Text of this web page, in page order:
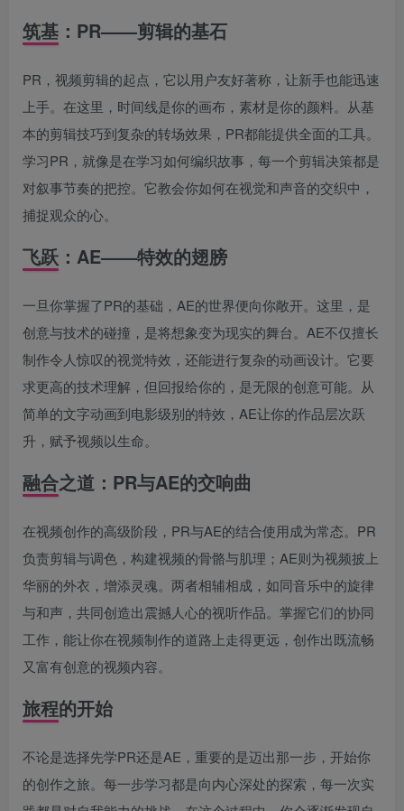
筑基：PR——剪辑的基石
PR，视频剪辑的起点，它以用户友好著称，让新手也能迅速
上手。在这里，时间线是你的画布，素材是你的颜料。从基
本的剪辑技巧到复杂的转场效果，PR都能提供全面的工具。
学习PR，就像是在学习如何编织故事，每一个剪辑决策都是
对叙事节奏的把控。它教会你如何在视觉和声音的交织中，
捕捉观众的心。
飞跃：AE——特效的翅膀
一旦你掌握了PR的基础，AE的世界便向你敞开。这里，是
创意与技术的碰撞，是将想象变为现实的舞台。AE不仅擅长
制作令人惊叹的视觉特效，还能进行复杂的动画设计。它要
求更高的技术理解，但回报给你的，是无限的创意可能。从
简单的文字动画到电影级别的特效，AE让你的作品层次跃
升，赋予视频以生命。
融合之道：PR与AE的交响曲
在视频创作的高级阶段，PR与AE的结合使用成为常态。PR
负责剪辑与调色，构建视频的骨骼与肌理；AE则为视频披上
华丽的外衣，增添灵魂。两者相辅相成，如同音乐中的旋律
与和声，共同创造出震撼人心的视听作品。掌握它们的协同
工作，能让你在视频制作的道路上走得更远，创作出既流畅
又富有创意的视频内容。
旅程的开始
不论是选择先学PR还是AE，重要的是迈出那一步，开始你
的创作之旅。每一步学习都是向内心深处的探索，每一次实